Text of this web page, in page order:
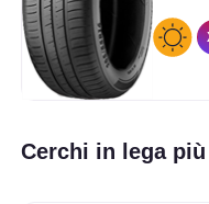
Cerchi in lega